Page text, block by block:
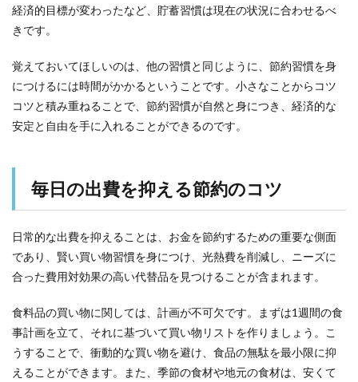
経済的目標が変わったなど、貯蓄習慣は現在の状況に合わせるべ
きです。
覚えておいてほしいのは、他の習慣と同じように、節約習慣を身
につけるには時間がかかるということです。小さなことからコツ
コツと積み重ねることで、節約習慣が自然と身につき、経済的な
安定と自由を手に入れることができるのです。
毎日の出費を抑える節約のコツ
日常的な出費を抑えることは、お金を節約するための重要な側面
であり、賢い買い物習慣を身につけ、光熱費を削減し、ニーズに
合った費用対効果の高い代替品を見つけることが含まれます。
食料品の買い物に関しては、計画が不可欠です。まずは1週間の食
事計画を立て、それに基づいて買い物リストを作りましょう。こ
うすることで、衝動的な買い物を避け、食品の無駄を最小限に抑
えることができます。また、季節の食材や地元の食材は、安くて